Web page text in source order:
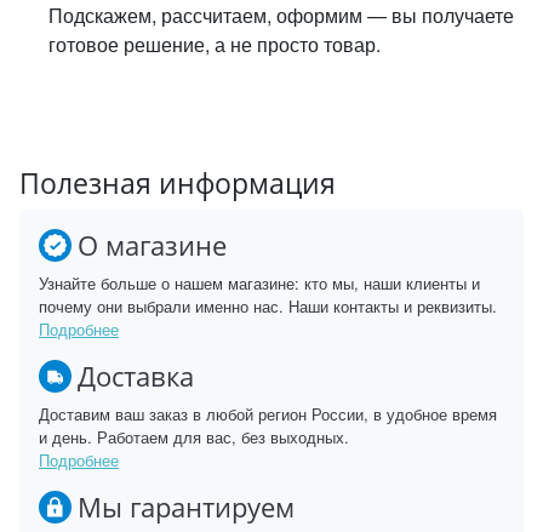
Подскажем, рассчитаем, оформим — вы получаете
готовое решение, а не просто товар.
Полезная информация
О магазине
Узнайте больше о нашем магазине: кто мы, наши клиенты и
почему они выбрали именно нас. Наши контакты и реквизиты.
Подробнее
Доставка
Доставим ваш заказ в любой регион России, в удобное время
и день. Работаем для вас, без выходных.
Подробнее
Мы гарантируем